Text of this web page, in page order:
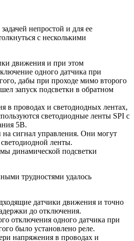
непростой и для ее
с несколькими
движения и при этом
одного датчика при
дабы при проходе мимо второго
запуск подсветки в обратном
в проводах и светодиодных лентах,
светодиодные ленты SPI с
5В.
сигнал управления. Они могут
ленты.
динамической подсветки
трудностями удалось
датчики движения и точно
до отключения.
отключения одного датчика при
было установлено реле.
напряжения в проводах и